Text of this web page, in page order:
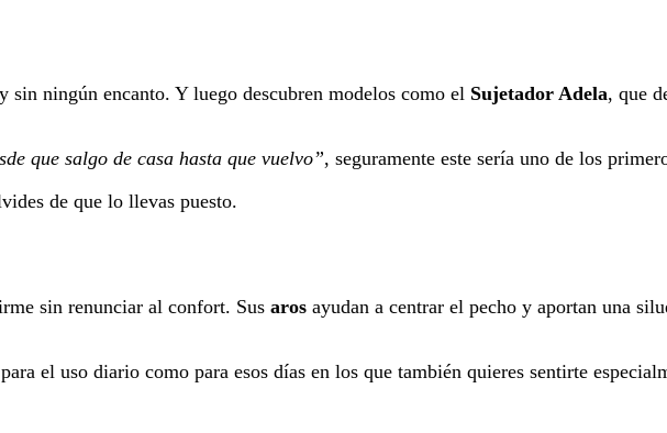
ningún encanto. Y luego descubren modelos como el Sujetador Adela, que
que salgo de casa hasta que vuelvo”, seguramente este sería uno de los
de que lo llevas puesto.
sin renunciar al confort. Sus aros ayudan a centrar el pecho y aportan una
el uso diario como para esos días en los que también quieres sentirte